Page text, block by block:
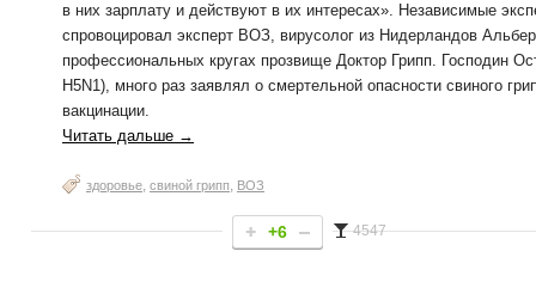
в них зарплату и действуют в их интересах». Независимые
спровоцировал эксперт ВОЗ, вирусолог из Нидерландов
профессиональных кругах прозвище Доктор Грипп. Господин
H5N1), много раз заявлял о смертельной опасности свиного
вакцинации.
Читать дальше →
здоровье, свиной грипп, ВОЗ
+6 4547